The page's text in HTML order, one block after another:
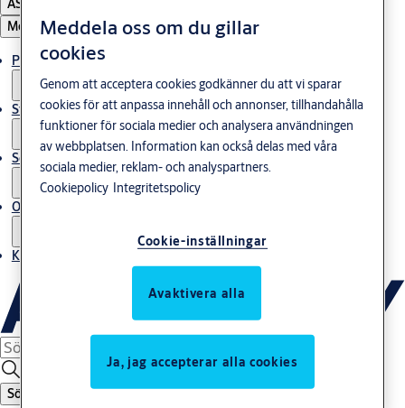
ASSA ABLOY Group
Meny
Produkter och lösningar
Stories
Service
Om oss
Kontakta oss
Sök
Meddela oss om du gillar
cookies
Genom att acceptera cookies godkänner du att vi sparar
cookies för att anpassa innehåll och annonser, tillhandahålla
funktioner för sociala medier och analysera användningen
av webbplatsen. Information kan också delas med våra
sociala medier, reklam- och analyspartners.
Cookiepolicy Integritetspolicy
Cookie-inställningar
Avaktivera alla
Ja, jag accepterar alla cookies